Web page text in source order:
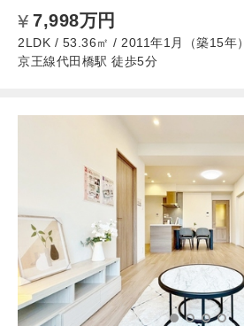
7,998万円
2LDK / 53.36㎡ / 2011年1月（築15年）
京王線代田橋駅 徒歩5分